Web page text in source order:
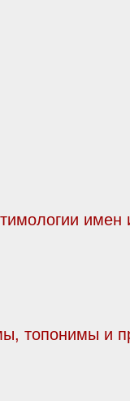
топонимы и